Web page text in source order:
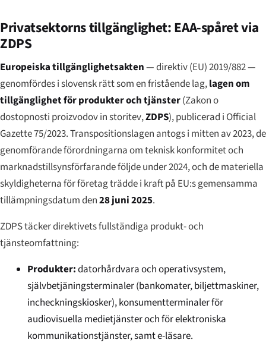
Privatsektorns tillgänglighet: EAA-spåret via
ZDPS
Europeiska tillgänglighetsakten— direktiv (EU) 2019/882 —
genomfördes i slovensk rätt som en fristående lag,lagen om
tillgänglighet för produkter och tjänster(Zakon o
dostopnosti proizvodov in storitev,ZDPS), publicerad i Official
Gazette 75/2023. Transpositionslagen antogs i mitten av 2023, de
genomförande förordningarna om teknisk konformitet och
marknadstillsynsförfarande följde under 2024, och de materiella
skyldigheterna för företag trädde i kraft på EU:s gemensamma
tillämpningsdatum den28 juni 2025.
ZDPS täcker direktivets fullständiga produkt- och
tjänsteomfattning:
Produkter:datorhårdvara och operativsystem,
självbetjäningsterminaler (bankomater, biljettmaskiner,
incheckningskiosker), konsumentterminaler för
audiovisuella medietjänster och för elektroniska
kommunikationstjänster, samt e-läsare.